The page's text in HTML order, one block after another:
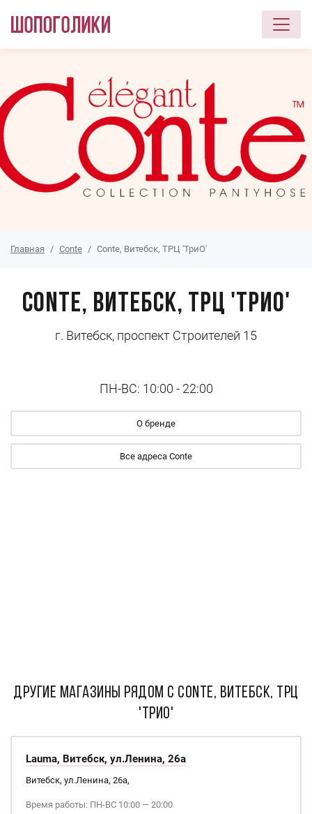
Главная Conte Conte, Витебск, ТРЦ 'ТриО'
Conte, Витебск, ТРЦ 'ТриО'
г. Витебск, проспект Строителей 15
ПН-ВС: 10:00 - 22:00
О бренде
Все адреса Conte
ДРУГИЕ МАГАЗИНЫ РЯДОМ С Conte, Витебск, ТРЦ
'ТриО'
Lauma, Витебск, ул.Ленина, 26а
Витебск, ул.Ленина, 26а,
Время работы: ПН-ВС 10:00 — 20:00